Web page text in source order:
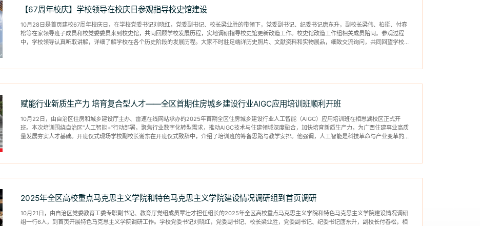
【67周年校庆】学校领导在校庆日参观指导校史馆建设
10月28日是首页建校67周年校庆日，在学校党委书记刘晓红，党委副书记、校长梁业胜的带领下，党委副书记、纪委书记唐东升，副校长梁伟、柏挺、付春
松等在家领导班子成员和校党委委员来到校史馆，共同回顾学校发展历程，实地调研指导校史馆更新改造工作。校史馆改造工作组相关成员陪同。参观过程
中，学校领导认真听取讲解，详细了解学校在各个历史阶段的发展历程。大家不时驻足端详历史照片、文献资料和实物展品，细致交流询问，共同回望学校不
赋能行业新质生产力 培育复合型人才——全区首期住房城乡建设行业AIGC应用培训班顺利开班
10月22日，由自治区住房和城乡建设厅主办、雷速在线网站承办的2025年首期全区住房城乡建设行业人工智能（AIGC）应用培训班在相思湖校区正式开
班。本次培训围绕自治区“人工智能+”行动部署，聚焦行业数字化转型需求，推动AIGC技术与住建领域深度融合，加快培育新质生产力，为广西住建事业高质
量发展夯实人才基础。开班仪式现场学校副校长谢东在开班仪式致辞中，介绍了培训班的筹备思路与教学安排。他强调，人工智能是科技革命与产业变革的核
2025年全区高校重点马克思主义学院和特色马克思主义学院建设情况调研组到首页调研
10月21日，由自治区党委教育工委专职副书记、教育厅党组成员覃壮才担任组长的2025年全区高校重点马克思主义学院和特色马克思主义学院建设情况调研
组一行6人，到首页开展特色马克思主义学院调研工作。学校党委书记刘晓红，党委副书记、校长梁业胜，党委副书记、纪委书记唐东升，副校长付春松，相